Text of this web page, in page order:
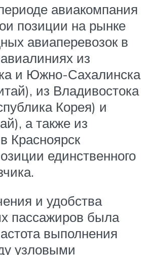
авиакомпания
позиции на рынке
авиаперевозок в
из
и Южно-Сахалинска
из Владивостока
Корея) и
а также из
Красноярск
единственного
и удобства
пассажиров была
выполнения
узловыми